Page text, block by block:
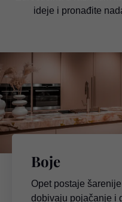
ideje i pronađite
Boje
Opet postaje
dobivaju pojačanje i